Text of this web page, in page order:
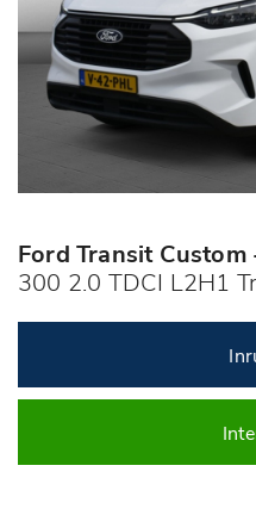
Ford Transit Custom
300 2.0 TDCI L2H1 Tr